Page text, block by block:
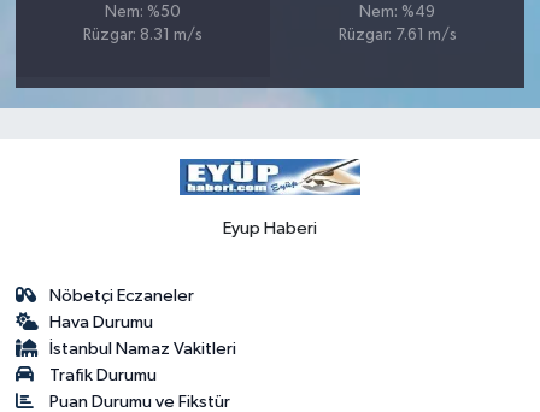
Nem: %50
Rüzgar: 8.31 m/s
Nem: %49
Rüzgar: 7.61 m/s
Eyup Haberi
Nöbetçi Eczaneler
Hava Durumu
İstanbul Namaz Vakitleri
Trafik Durumu
Puan Durumu ve Fikstür